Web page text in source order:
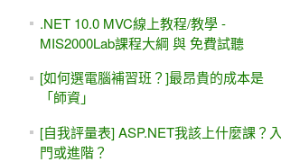
.NET 10.0 MVC線上教程/教學 -
MIS2000Lab課程大綱 與 免費試聽
[如何選電腦補習班？]最昂貴的成本是
「師資」
[自我評量表] ASP.NET我該上什麼課？入
門或進階？